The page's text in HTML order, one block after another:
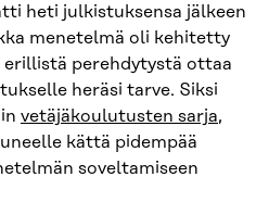
heti julkistuksensa jälkeen
menetelmä oli kehitetty
erillistä perehdytystä ottaa
heräsi tarve. Siksi
vetäjäkoulutusten sarja,
kättä pidempää
soveltamiseen